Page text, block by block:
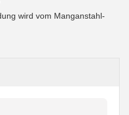
wird vom Manganstahl-